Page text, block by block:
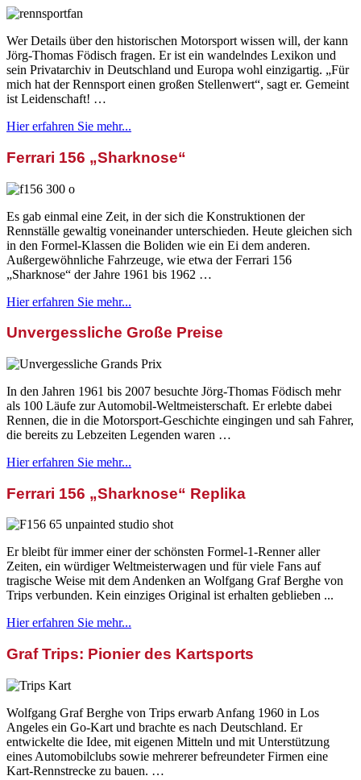
Wer Details über den historischen Motorsport wissen will, der kann
Jörg-Thomas Födisch fragen. Er ist ein wandelndes Lexikon und
sein Privatarchiv in Deutschland und Europa wohl einzigartig. „Für
mich hat der Rennsport einen großen Stellenwert“, sagt er. Gemeint
ist Leidenschaft! …
Hier erfahren Sie mehr...
Ferrari 156 „Sharknose“
Es gab einmal eine Zeit, in der sich die Konstruktionen der
Rennställe gewaltig voneinander unterschieden. Heute gleichen sich
in den Formel-Klassen die Boliden wie ein Ei dem anderen.
Außergewöhnliche Fahrzeuge, wie etwa der Ferrari 156
„Sharknose“ der Jahre 1961 bis 1962 …
Hier erfahren Sie mehr...
Unvergessliche Große Preise
In den Jahren 1961 bis 2007 besuchte Jörg-Thomas Födisch mehr
als 100 Läufe zur Automobil-Weltmeisterschaft. Er erlebte dabei
Rennen, die in die Motorsport-Geschichte eingingen und sah Fahrer,
die bereits zu Lebzeiten Legenden waren …
Hier erfahren Sie mehr...
Ferrari 156 „Sharknose“ Replika
Er bleibt für immer einer der schönsten Formel-1-Renner aller
Zeiten, ein würdiger Weltmeisterwagen und für viele Fans auf
tragische Weise mit dem Andenken an Wolfgang Graf Berghe von
Trips verbunden. Kein einziges Original ist erhalten geblieben ...
Hier erfahren Sie mehr...
Graf Trips: Pionier des Kartsports
Wolfgang Graf Berghe von Trips erwarb Anfang 1960 in Los
Angeles ein Go-Kart und brachte es nach Deutschland. Er
entwickelte die Idee, mit eigenen Mitteln und mit Unterstützung
eines Automobilclubs sowie mehrerer befreundeter Firmen eine
Kart-Rennstrecke zu bauen. …